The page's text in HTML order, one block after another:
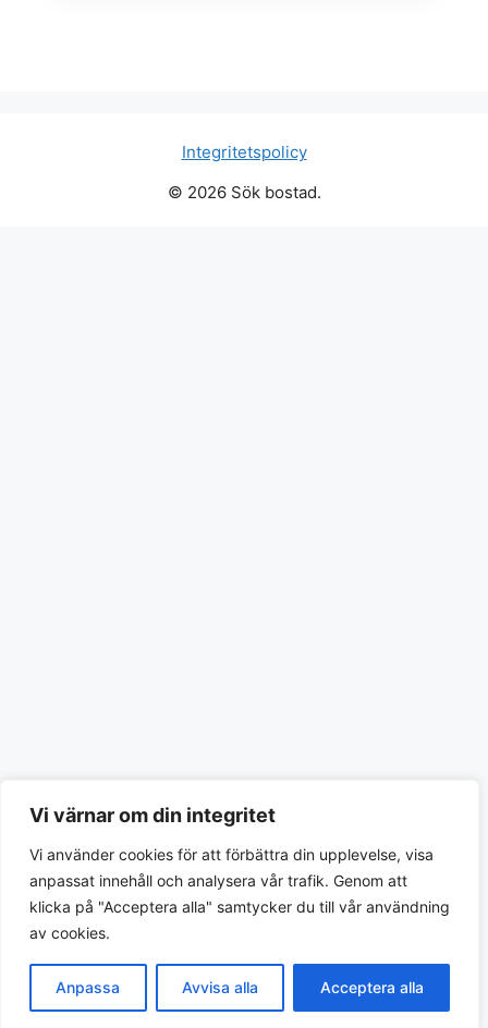
Vi värnar om din integritet
Vi använder cookies för att förbättra din upplevelse, visa
anpassat innehåll och analysera vår trafik. Genom att
klicka på "Acceptera alla" samtycker du till vår användning
av cookies.
Anpassa Avvisa alla Acceptera alla
Integritetspolicy
© 2026 Sök bostad.